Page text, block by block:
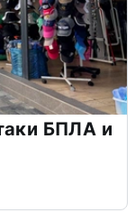
БПЛА и